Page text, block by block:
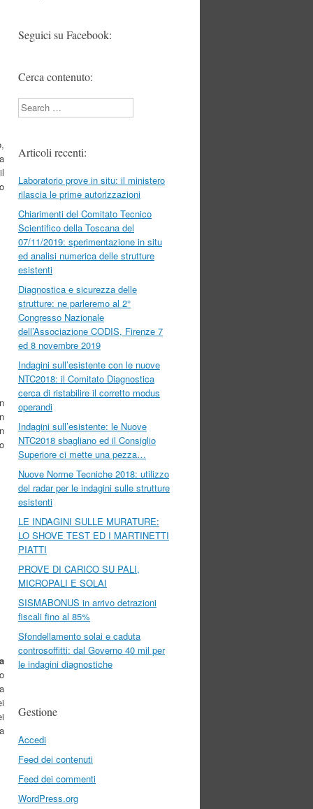
Seguici su Facebook:
Cerca contenuto:
Search
Articoli recenti:
Laboratorio prove in situ: il ministero
rilascia le prime autorizzazioni
Chiarimenti del Comitato Tecnico
Scientifico della Toscana del
07/11/2019: sperimentazione in situ
ed analisi numerica delle strutture
esistenti
Diagnostica e sicurezza delle
strutture: ne parleremo al 2°
Congresso Nazionale
dell’Associazione CODIS, Firenze 7
ed 8 novembre 2019
Indagini sull’esistente con le nuove
NTC2018: il Comitato Diagnostica
cerca di ristabilire il corretto modus
operandi
Indagini sull’esistente: le Nuove
NTC2018 sbagliano ed il Consiglio
Superiore ci mette una pezza…
Nuove Norme Tecniche 2018: utilizzo
del radar per le indagini sulle strutture
esistenti
LE INDAGINI SULLE MURATURE:
LO SHOVE TEST ED I MARTINETTI
PIATTI
PROVE DI CARICO SU PALI,
MICROPALI E SOLAI
SISMABONUS in arrivo detrazioni
fiscali fino al 85%
Sfondellamento solai e caduta
controsoffitti: dal Governo 40 mil per
le indagini diagnostiche
Gestione
Accedi
Feed dei contenuti
Feed dei commenti
WordPress.org